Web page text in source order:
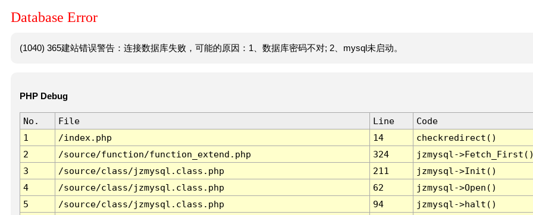
Database Error
(1040) 365建站错误警告：连接数据库失败，可能的原因：1、数据库密码不对; 2、mysql未启动。
PHP Debug
No. File Line
Code
1
/index.php 14
checkredirect()
2
/source/function/function_extend.php 324
jzmysql-
3
/source/class/jzmysql.class.php 211
jzmysql->Init()
4
/source/class/jzmysql.class.php 62
jzmysql->Open()
5
/source/class/jzmysql.class.php 94
jzmysql->halt()